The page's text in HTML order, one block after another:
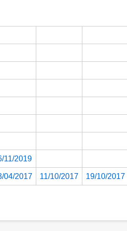
11/2019
04/2017 11/10/2017 19/10/2017